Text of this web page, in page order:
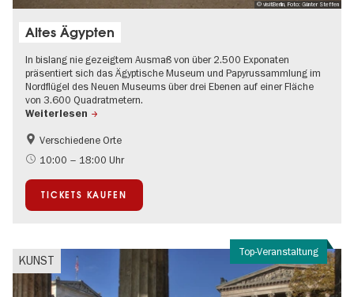
© visitBerlin, Foto: Günter Steffen
Altes Ägypten
In bislang nie gezeigtem Ausmaß von über 2.500 Exponaten
präsentiert sich das Ägyptische Museum und Papyrussammlung im
Nordflügel des Neuen Museums über drei Ebenen auf einer Fläche
von 3.600 Quadratmetern.
Weiterlesen
Geschichte
International
Verschiedene Orte
10:00 – 18:00 Uhr
TICKETS KAUFEN
Top-Veranstaltung
KUNST